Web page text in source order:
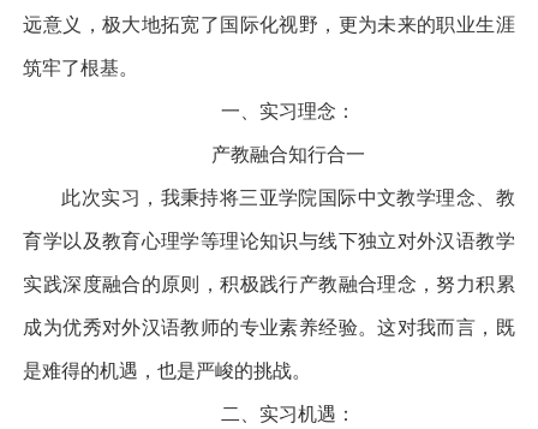
远意义，极大地拓宽了国际化视野，更为未来的职业生涯
筑牢了根基。
一、实习理念：
产教融合知行合一
此次实习，我秉持将三亚学院国际中文教学理念、教
育学以及教育心理学等理论知识与线下独立对外汉语教学
实践深度融合的原则，积极践行产教融合理念，努力积累
成为优秀对外汉语教师的专业素养经验。这对我而言，既
是难得的机遇，也是严峻的挑战。
二、实习机遇：